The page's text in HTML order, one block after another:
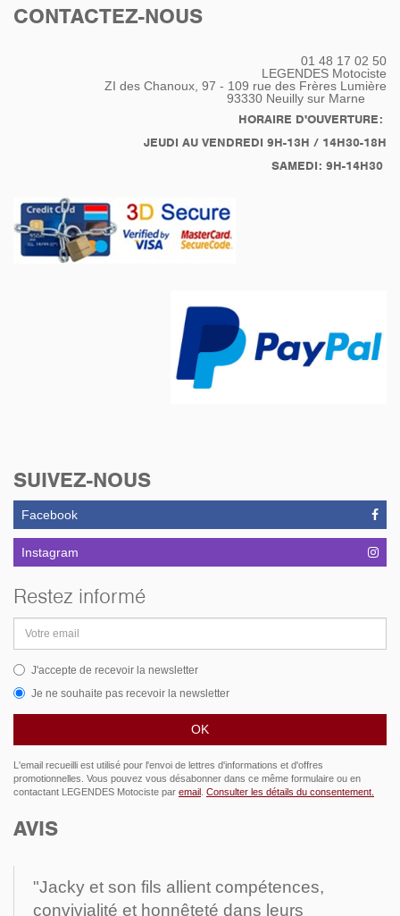
CONTACTEZ-NOUS
01 48 17 02 50
LEGENDES Motociste
ZI des Chanoux, 97 - 109 rue des Frères Lumière
93330 Neuilly sur Marne
HORAIRE D'OUVERTURE:
JEUDI AU VENDREDI 9H-13H / 14H30-18H
SAMEDI: 9H-14H30
SUIVEZ-NOUS
Facebook
Instagram
Restez informé
email
J'accepte de recevoir la newsletter
Je ne souhaite pas recevoir la newsletter
L'email recueilli est utilisé pour l'envoi de lettres d'informations et d'offres
promotionnelles. Vous pouvez vous désabonner dans ce même formulaire ou en
contactant LEGENDES Motociste par email Consulter les détails du consentement.
AVIS
"Jacky et son fils allient compétences,
convivialité et honnêteté dans leurs